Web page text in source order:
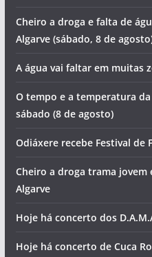
Cheiro a droga e falta de
Algarve (sábado, 8 de
A água vai faltar em muitas
O tempo e a temperatura
sábado (8 de agosto)
Odiáxere recebe Festival de
Cheiro a droga trama
Algarve
Hoje há concerto dos
Hoje há concerto de Cuca